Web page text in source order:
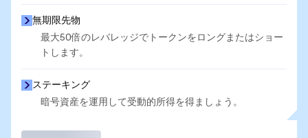
無期限先物
最大50倍のレバレッジでトークンをロングまたはショー
トします。
ステーキング
暗号資産を運用して受動的所得を得ましょう。